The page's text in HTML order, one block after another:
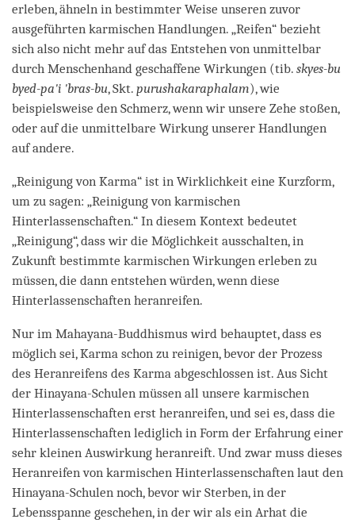
erleben, ähneln in bestimmter Weise unseren zuvor
ausgeführten karmischen Handlungen. „Reifen“ bezieht
sich also nicht mehr auf das Entstehen von unmittelbar
durch Menschenhand geschaffene Wirkungen (tib. skyes-bu
byed-pa'i 'bras-bu, Skt. purushakaraphalam), wie
beispielsweise den Schmerz, wenn wir unsere Zehe stoßen,
oder auf die unmittelbare Wirkung unserer Handlungen
auf andere.
„Reinigung von Karma“ ist in Wirklichkeit eine Kurzform,
um zu sagen: „Reinigung von karmischen
Hinterlassenschaften.“ In diesem Kontext bedeutet
„Reinigung“, dass wir die Möglichkeit ausschalten, in
Zukunft bestimmte karmischen Wirkungen erleben zu
müssen, die dann entstehen würden, wenn diese
Hinterlassenschaften heranreifen.
Nur im Mahayana-Buddhismus wird behauptet, dass es
möglich sei, Karma schon zu reinigen, bevor der Prozess
des Heranreifens des Karma abgeschlossen ist. Aus Sicht
der Hinayana-Schulen müssen all unsere karmischen
Hinterlassenschaften erst heranreifen, und sei es, dass die
Hinterlassenschaften lediglich in Form der Erfahrung einer
sehr kleinen Auswirkung heranreift. Und zwar muss dieses
Heranreifen von karmischen Hinterlassenschaften laut den
Hinayana-Schulen noch, bevor wir Sterben, in der
Lebensspanne geschehen, in der wir als ein Arhat die